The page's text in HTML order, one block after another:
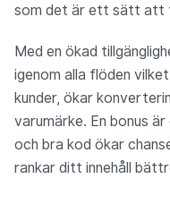
som det är ett sätt att
Med en ökad
igenom alla flöden
kunder, ökar
varumärke. En bonus
och bra kod ökar
rankar ditt innehåll